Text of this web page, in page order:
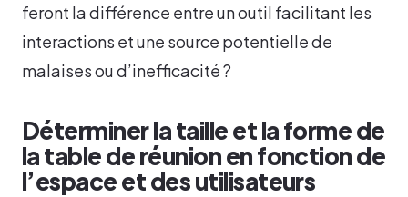
feront la différence entre un outil facilitant les
interactions et une source potentielle de
malaises ou d’inefficacité ?
Déterminer la taille et la forme de
la table de réunion en fonction de
l’espace et des utilisateurs